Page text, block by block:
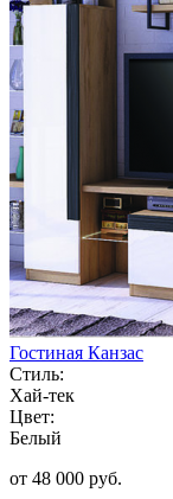
Гостиная Канзас
Стиль:
Хай-тек
Цвет:
Белый
от 48 000 руб.